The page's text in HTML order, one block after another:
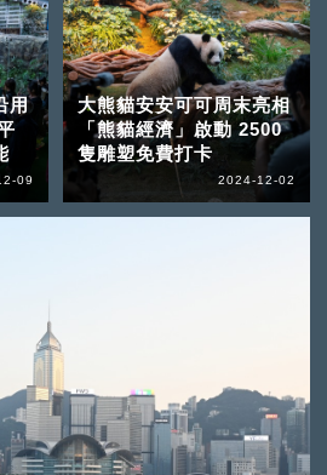
用
09
大熊貓安安可可周末亮相
「熊貓經濟」啟動 2500
隻雕塑免費打卡
2024-12-02